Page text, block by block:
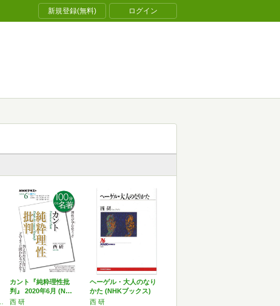
新規登録(無料) ログイン
カント『純粋理性批
判』 2020年6月 (N…
西 研
ヘーゲル・大人のなり
かた (NHKブックス)
西 研